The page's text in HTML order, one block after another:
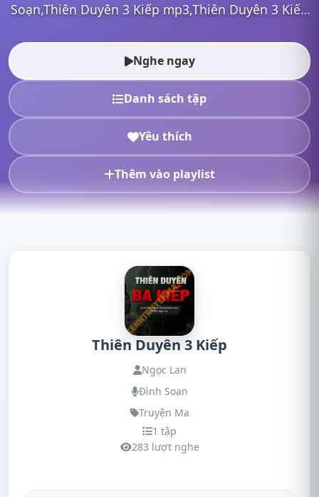
Soạn,Thiên Duyên 3 Kiếp mp3,Thiên Duyên 3 Kiếp
Nghe ngay
Danh sách tập
Yêu thích
Thêm vào playlist
Thiên Duyên 3 Kiếp
Ngọc Lan
Đình Soạn
Truyện Ma
1 tập
283 lượt nghe